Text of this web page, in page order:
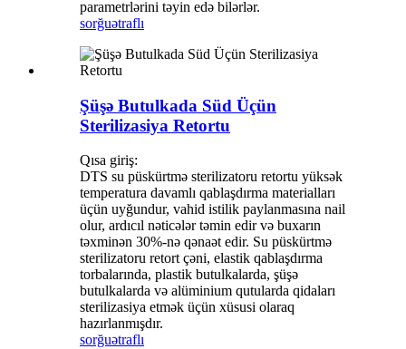
parametrlərini təyin edə bilərlər.
sorğuətraflı
Şüşə Butulkada Süd Üçün
Sterilizasiya Retortu
Qısa giriş:
DTS su püskürtmə sterilizatoru retortu yüksək
temperatura davamlı qablaşdırma materialları
üçün uyğundur, vahid istilik paylanmasına nail
olur, ardıcıl nəticələr təmin edir və buxarın
təxminən 30%-nə qənaət edir. Su püskürtmə
sterilizatoru retort çəni, elastik qablaşdırma
torbalarında, plastik butulkalarda, şüşə
butulkalarda və alüminium qutularda qidaları
sterilizasiya etmək üçün xüsusi olaraq
hazırlanmışdır.
sorğuətraflı